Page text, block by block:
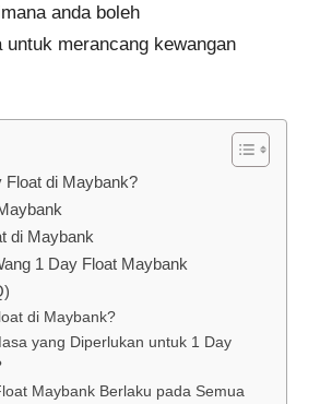
anda boleh
untuk merancang kewangan
di Maybank?
di Maybank
1 Day Float Maybank
di Maybank?
yang Diperlukan untuk 1 Day
Maybank Berlaku pada Semua